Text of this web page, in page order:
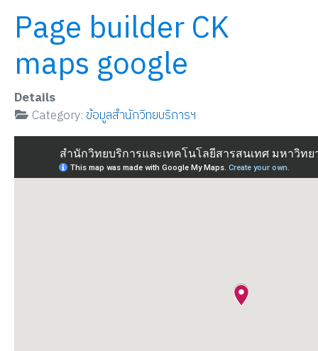
Page builder CK
maps google
Details
Category:ข้อมูลสำนักวิทยบริการฯ